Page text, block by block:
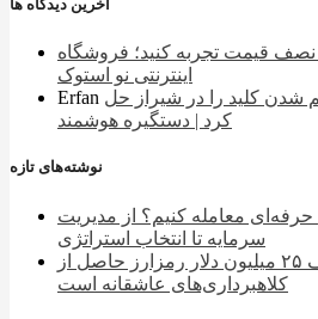
آخرین دیدگاه ها
نصف قیمت تجربه کنید؛ فروشگاه
اینترنتی نو استوک
Erfan کلید را در شیراز حل
کرد | دستگیره هوشمند
نوشته‌های تازه
حرفه‌ای معامله کنیم؟ از مدیریت
سرمایه تا انتخاب استراتژی
آمریکا در پی توقیف ۲۵ میلیون دلار رمزارز حاصل از
کلاهبرداری‌های عاشقانه است